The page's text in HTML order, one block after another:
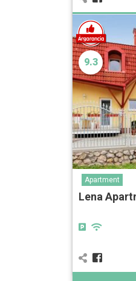
9.3
Apartment
Lena